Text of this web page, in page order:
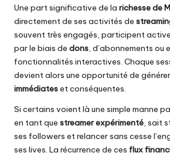
Une part significative de la richesse de
directement de ses activités de
souvent très engagés, participent
par le biais de dons, d’abonnements ou
fonctionnalités interactives. Chaque
devient alors une opportunité de
immédiateset conséquentes.
Si certains voient là une simple manne
en tant que streamer expérimenté, sait
ses followers et relancer sans cesse
ses lives. La récurrence de ces flux